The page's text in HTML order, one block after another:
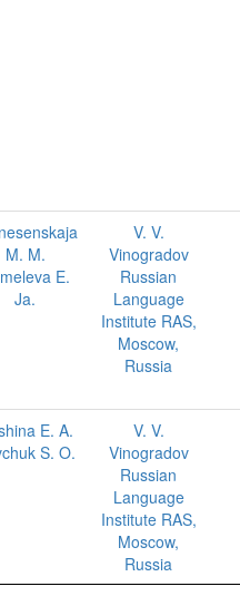
M. M.
E.
Ja.
V. V.
Vinogradov
Russian
Language
Institute RAS,
Moscow,
Russia
E. A.
S. O.
V. V.
Vinogradov
Russian
Language
Institute RAS,
Moscow,
Russia